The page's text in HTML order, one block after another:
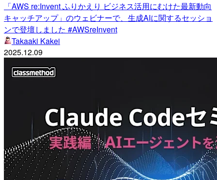
「AWS re:Invent ふりかえり ビジネス活用にむけた最新動向
キャッチアップ」のウェビナーで、生成AIに関するセッショ
ンで登壇しました #AWSreInvent
Takaaki Kakei
2025.12.09